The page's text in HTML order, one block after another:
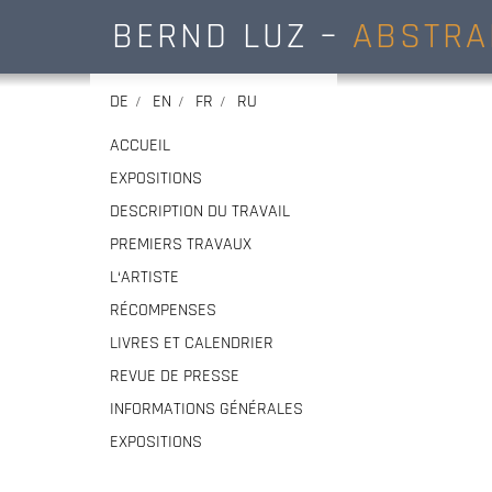
BERND LUZ –
DE EN FR
RU
ACCUEIL
EXPOSITIONS
DESCRIPTION DU TRAVAIL
PREMIERS TRAVAUX
L‘ARTISTE
RÉCOMPENSES
LIVRES ET CALENDRIER
REVUE DE PRESSE
INFORMATIONS GÉNÉRALES
EXPOSITIONS